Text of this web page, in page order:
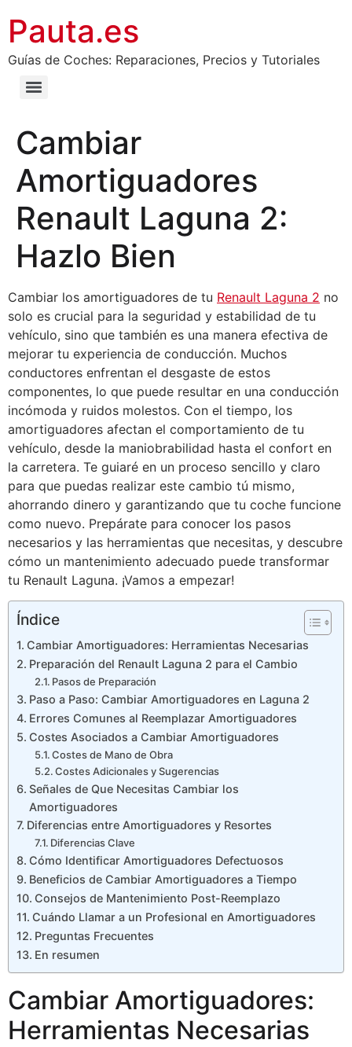
Pauta.es
Guías de Coches: Reparaciones, Precios y Tutoriales
Cambiar
Amortiguadores
Renault Laguna 2:
Hazlo Bien
Cambiar los amortiguadores de tu Renault Laguna 2 no
solo es crucial para la seguridad y estabilidad de tu
vehículo, sino que también es una manera efectiva de
mejorar tu experiencia de conducción. Muchos
conductores enfrentan el desgaste de estos
componentes, lo que puede resultar en una conducción
incómoda y ruidos molestos. Con el tiempo, los
amortiguadores afectan el comportamiento de tu
vehículo, desde la maniobrabilidad hasta el confort en
la carretera. Te guiaré en un proceso sencillo y claro
para que puedas realizar este cambio tú mismo,
ahorrando dinero y garantizando que tu coche funcione
como nuevo. Prepárate para conocer los pasos
necesarios y las herramientas que necesitas, y descubre
cómo un mantenimiento adecuado puede transformar
tu Renault Laguna. ¡Vamos a empezar!
Índice
Cambiar Amortiguadores: Herramientas Necesarias
Preparación del Renault Laguna 2 para el Cambio
Pasos de Preparación
Paso a Paso: Cambiar Amortiguadores en Laguna 2
Errores Comunes al Reemplazar Amortiguadores
Costes Asociados a Cambiar Amortiguadores
Costes de Mano de Obra
Costes Adicionales y Sugerencias
Señales de Que Necesitas Cambiar los
Amortiguadores
Diferencias entre Amortiguadores y Resortes
Diferencias Clave
Cómo Identificar Amortiguadores Defectuosos
Beneficios de Cambiar Amortiguadores a Tiempo
Consejos de Mantenimiento Post-Reemplazo
Cuándo Llamar a un Profesional en Amortiguadores
Preguntas Frecuentes
En resumen
Cambiar Amortiguadores:
Herramientas Necesarias